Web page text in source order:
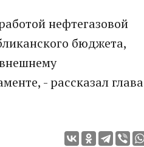
нефтегазовой
бюджета,
- рассказал глава